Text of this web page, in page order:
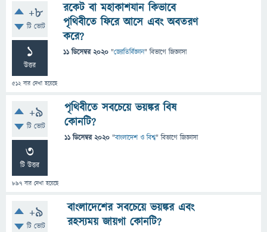
+8
টি ভোট
1
উত্তর
512বার দেখা হয়েছে
রকেট বা মহাকাশযান কিভাবে
পৃথিবীতে ফিরে আসে এবং অবতরণ
করে?
11 ডিসেম্বর 2020 "জ্যোতির্বিজ্ঞান" বিভাগে জিজ্ঞাসা
+9
টি ভোট
3
টি উত্তর
897 বার দেখা হয়েছে
পৃথিবীতে সবচেয়ে ভয়ঙ্কর বিষ
কোনটি?
11 ডিসেম্বর 2020 "বাংলাদেশ ও বিশ্ব" বিভাগে জিজ্ঞাসা
+9
টি ভোট
বাংলাদেশের সবচেয়ে ভয়ঙ্কর এবং
রহস্যময় জায়গা কোনটি?